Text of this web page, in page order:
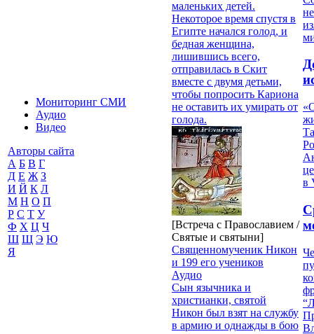
Мониторинг СМИ
Аудио
Видео
Авторы сайта
А Б В Г
Д Е Ж З
И Й К Л
М Н О П
Р С Т У
Ф Х Ц Ч
Ш Щ Э Ю
Я
маленьких детей.
Некоторое время спустя в
Египте начался голод, и
бедная женщина,
лишившись всего,
отправилась в Скит
вместе с двумя детьми,
чтобы попросить Кариона
не оставить их умирать от
голода.
[Встреча с Православием /
Святые и святыни]
Священномученик Никон
и 199 его учеников
Аудио
Сын язычника и
христианки, святой
Никон был взят на службу
в армию и однажды в бою
в